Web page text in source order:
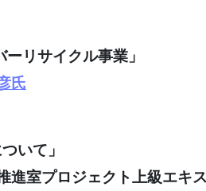
リサイクル事業」
氏
いて」
進室プロジェクト上級エキス